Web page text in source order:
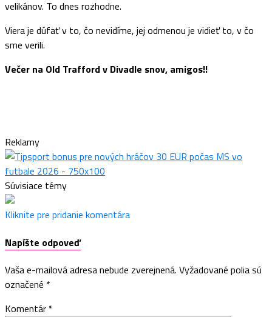
velikánov. To dnes rozhodne.
Viera je dúfať v to, čo nevidíme, jej odmenou je vidieť to, v čo
sme verili.
Večer na Old Trafford v Divadle snov, amigos!!
Reklamy
Súvisiace témy
Kliknite pre pridanie komentára
Napíšte odpoveď
Vaša e-mailová adresa nebude zverejnená. Vyžadované polia sú
označené *
Komentár *